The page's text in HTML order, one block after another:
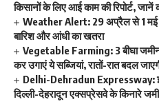
किसानों के लिए आई काम की रिपोर्ट, जानें
Weather Alert: 29 अप्रैल से 1 मई
बारिश और आंधी का खतरा
Vegetable Farming: 3 बीघा
कर उगाएं ये सब्जियां, रातों-रात बदल
Delhi-Dehradun Expressway:
दिल्ली-देहरादून एक्सप्रेसवे के किनारे